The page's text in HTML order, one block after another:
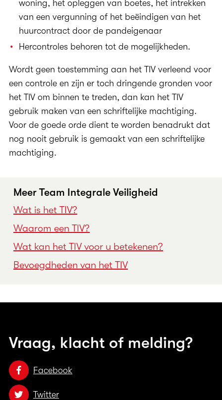
woning, het opleggen van boetes, het intrekken
van een vergunning of het beëindigen van het
huurcontract door de pandeigenaar
Hercontroles behoren tot de mogelijkheden.
Wordt geen toestemming aan het TIV verleend voor
een controle en zijn er toch dringende gronden voor
het TIV om binnen te treden, dan kan het TIV
gebruik maken van een schriftelijke machtiging.
Voor de goede orde dient te worden benadrukt dat
nog nooit gebruik is gemaakt van een schriftelijke
machtiging.
Meer Team Integrale Veiligheid
Wat is het TIV?
Waarom een TIV?
Wat kan het TIV voor u betekenen?
Bevoegdheden van het TIV
Vraag, klacht of melding?
Facebook
Twitter